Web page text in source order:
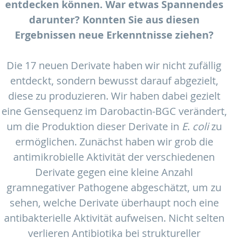
entdecken können. War etwas Spannendes
darunter? Konnten Sie aus diesen
Ergebnissen neue Erkenntnisse ziehen?
Die 17 neuen Derivate haben wir nicht zufällig
entdeckt, sondern bewusst darauf abgezielt,
diese zu produzieren. Wir haben dabei gezielt
eine Gensequenz im Darobactin-BGC verändert,
um die Produktion dieser Derivate in E. colizu
ermöglichen. Zunächst haben wir grob die
antimikrobielle Aktivität der verschiedenen
Derivate gegen eine kleine Anzahl
gramnegativer Pathogene abgeschätzt, um zu
sehen, welche Derivate überhaupt noch eine
antibakterielle Aktivität aufweisen. Nicht selten
verlieren Antibiotika bei struktureller